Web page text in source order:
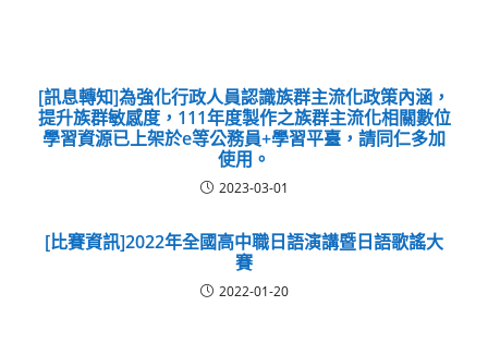
[訊息轉知]為強化行政人員認識族群主流化政策內涵，
提升族群敏感度，111年度製作之族群主流化相關數位
學習資源已上架於e等公務員+學習平臺，請同仁多加
使用。
2023-03-01
[比賽資訊]2022年全國高中職日語演講暨日語歌謠大
賽
2022-01-20